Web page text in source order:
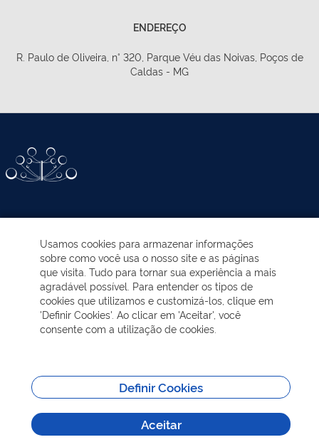
ENDEREÇO
R. Paulo de Oliveira, n° 320, Parque Véu das Noivas, Poços de
Caldas - MG
EDUCAÇÃO AMBIENTAL
NOTÍCIAS
VISITAÇÃO
MAIS INFORMAÇÕES
Usamos cookies para armazenar informações
sobre como você usa o nosso site e as páginas
que visita. Tudo para tornar sua experiência a mais
agradável possível. Para entender os tipos de
cookies que utilizamos e customizá-los, clique em
'Definir Cookies'. Ao clicar em 'Aceitar', você
consente com a utilização de cookies.
Definir Cookies
Aceitar